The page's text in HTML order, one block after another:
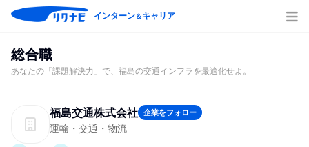
インターン＆キャリア
総合職
あなたの「課題解決力」で、福島の交通インフラを最適化せよ。
福島交通株式会社 企業をフォロー
運輸・交通・物流